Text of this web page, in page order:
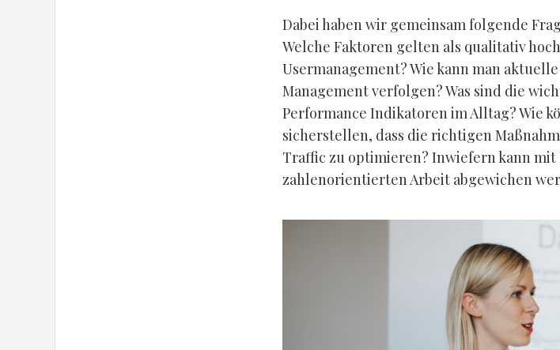
Dabei haben wir gemeinsam folgende
Welche Faktoren gelten als qualitativ
Usermanagement? Wie kann man
Management verfolgen? Was sind die
Performance Indikatoren im Alltag? Wie
sicherstellen, dass die richtigen
Traffic zu optimieren? Inwiefern kann
zahlenorientierten Arbeit abgewichen